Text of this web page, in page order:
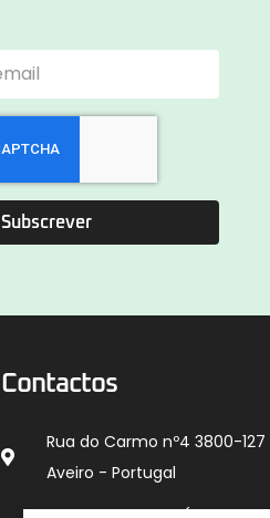
Subscrever
Contactos
Rua do Carmo nº4 3800-127
Aveiro - Portugal